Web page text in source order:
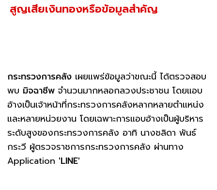
สูญเสียเงินทองหรือข้อมูลสำคัญ
กระทรวงการคลัง เผยแพร่ข้อมูลว่าขณะนี้ ได้ตรวจสอบ
พบ มิจฉาชีพ จำนวนมากหลอกลวงประชาชน โดยแอบ
อ้างเป็นเจ้าหน้าที่กระทรวงการคลังหลากหลายตำแหน่ง
และหลายหน่วยงาน โดยเฉพาะการแอบอ้างเป็นผู้บริหาร
ระดับสูงของกระทรวงการคลัง อาทิ นางชลิดา พันธ์
กระวี ผู้ตรวจราชการกระทรวงการคลัง ผ่านทาง
Application 'LINE'